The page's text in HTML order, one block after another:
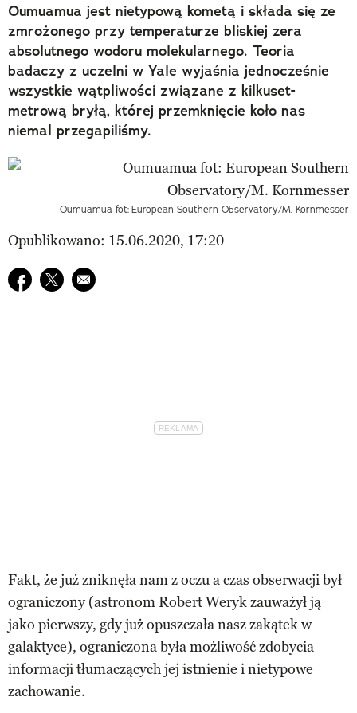
Oumuamua jest nietypową kometą i składa się ze
zmrożonego przy temperaturze bliskiej zera
absolutnego wodoru molekularnego. Teoria
badaczy z uczelni w Yale wyjaśnia jednocześnie
wszystkie wątpliwości związane z kilkuset-
metrową bryłą, której przemknięcie koło nas
niemal przegapiliśmy.
Oumuamua fot: European Southern Observatory/M. Kornmesser
Opublikowano: 15.06.2020, 17:20
Udostępnij na facebook
Udostępnij na twitter
E-mail do przyjaciela
Fakt, że już zniknęła nam z oczu a czas obserwacji był
ograniczony (astronom Robert Weryk zauważył ją
jako pierwszy, gdy już opuszczała nasz zakątek w
galaktyce), ograniczona była możliwość zdobycia
informacji tłumaczących jej istnienie i nietypowe
zachowanie.